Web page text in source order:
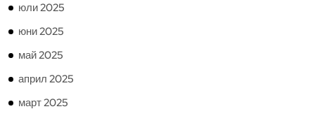
юли 2025
юни 2025
май 2025
април 2025
март 2025